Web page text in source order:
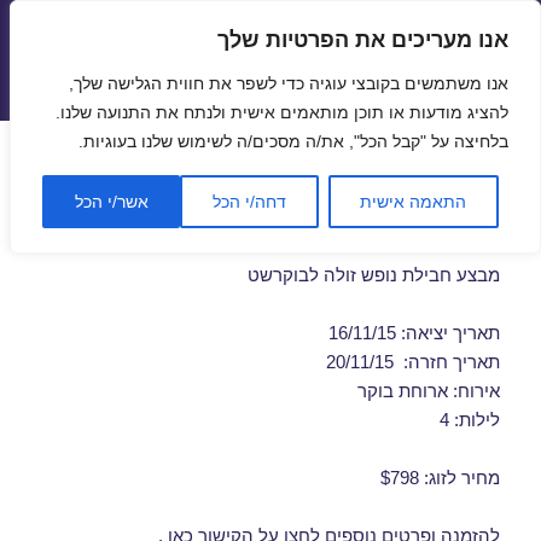
אנו מעריכים את הפרטיות שלך
אנו משתמשים בקובצי עוגיה כדי לשפר את חווית הגלישה שלך,
להציג מודעות או תוכן מותאמים אישית ולנתח את התנועה שלנו.
בלחיצה על "קבל הכל", את/ה מסכים/ה לשימוש שלנו בעוגיות.
התאמה אישית דחה/י הכל אשר/י הכל
תפריטים
ווידג'טים
חבילות נופש לבוקרשט בנובמבר
16/11/2015
מבצע חבילת נופש זולה לבוקרשט
תאריך יציאה: 16/11/15
תאריך חזרה: 20/11/15
אירוח: ארוחת בוקר
לילות: 4
מחיר לזוג: $798
להזמנה ופרטים נוספים לחצו על הקישור כאן .